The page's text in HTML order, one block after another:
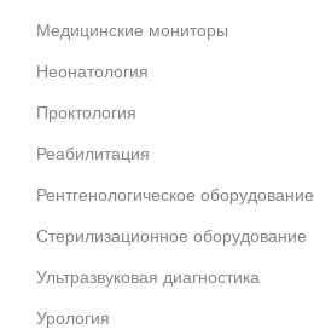
Медицинские мониторы
Неонатология
Проктология
Реабилитация
Рентгенологическое оборудование
Стерилизационное оборудование
Ультразвуковая диагностика
Урология